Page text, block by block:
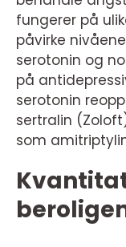
fungerer på
påvirke
serotonin og
på
serotonin
sertralin
som